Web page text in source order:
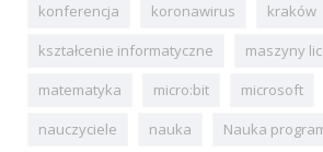
konferencja
koronawirus
kraków
kształcenie informatyczne
maszyny
matematyka
micro:bit microsoft
nauczyciele
nauka
Nauka